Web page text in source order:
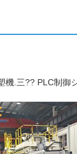
.三?? PLC制御